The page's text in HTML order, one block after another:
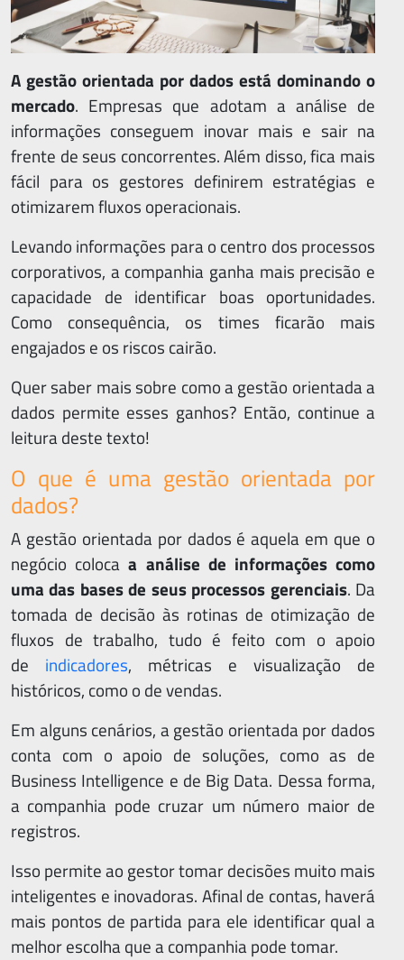
A gestão orientada por dados está dominando o
mercado. Empresas que adotam a análise de
informações conseguem inovar mais e sair na
frente de seus concorrentes. Além disso, fica mais
fácil para os gestores definirem estratégias e
otimizarem fluxos operacionais.
Levando informações para o centro dos processos
corporativos, a companhia ganha mais precisão e
capacidade de identificar boas oportunidades.
Como consequência, os times ficarão mais
engajados e os riscos cairão.
Quer saber mais sobre como a gestão orientada a
dados permite esses ganhos? Então, continue a
leitura deste texto!
O que é uma gestão orientada por
dados?
A gestão orientada por dados é aquela em que o
negócio colocaa análise de informações como
uma das bases de seus processos gerenciais. Da
tomada de decisão às rotinas de otimização de
fluxos de trabalho, tudo é feito com o apoio
de indicadores, métricas e visualização de
históricos, como o de vendas.
Em alguns cenários, a gestão orientada por dados
conta com o apoio de soluções, como as de
Business Intelligence e de Big Data. Dessa forma,
a companhia pode cruzar um número maior de
registros.
Isso permite ao gestor tomar decisões muito mais
inteligentes e inovadoras. Afinal de contas, haverá
mais pontos de partida para ele identificar qual a
melhor escolha que a companhia pode tomar.